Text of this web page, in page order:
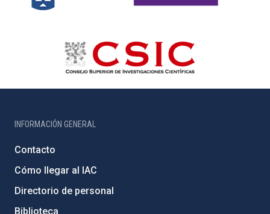
INFORMACIÓN GENERAL
Contacto
Cómo llegar al IAC
Directorio de personal
Biblioteca